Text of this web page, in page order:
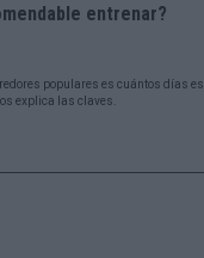
entrenar?
populares es cuántos días es
explica las claves.